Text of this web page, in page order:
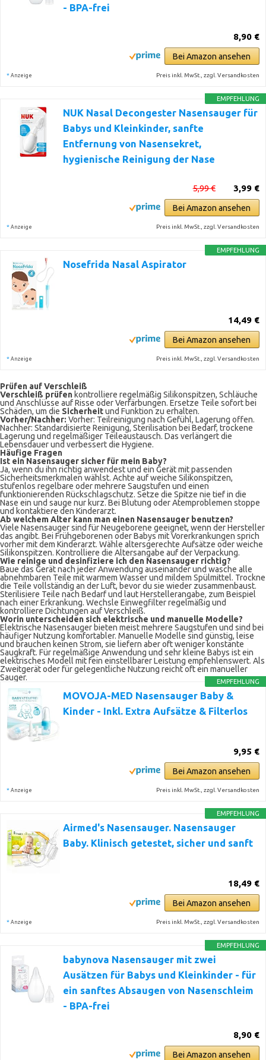
- BPA-frei
8,90 €
Bei Amazon ansehen
* Anzeige Preis inkl. MwSt., zzgl. Versandkosten
EMPFEHLUNG
NUK Nasal Decongester Nasensauger für
Babys und Kleinkinder, sanfte
Entfernung von Nasensekret,
hygienische Reinigung der Nase
3,99 €
5,99 €
Bei Amazon ansehen
* Anzeige Preis inkl. MwSt., zzgl. Versandkosten
EMPFEHLUNG
Nosefrida Nasal Aspirator
14,49 €
Bei Amazon ansehen
* Anzeige Preis inkl. MwSt., zzgl. Versandkosten
Prüfen auf Verschleiß
Verschleiß prüfen kontrolliere regelmäßig Silikonspitzen, Schläuche
und Anschlüsse auf Risse oder Verfärbungen. Ersetze Teile sofort bei
Schäden, um die Sicherheitund Funktion zu erhalten.
Vorher/Nachher: Vorher: Teilreinigung nach Gefühl, Lagerung offen.
Nachher: Standardisierte Reinigung, Sterilisation bei Bedarf, trockene
Lagerung und regelmäßiger Teileaustausch. Das verlängert die
Lebensdauer und verbessert die Hygiene.
Häufige Fragen
Ist ein Nasensauger sicher für mein Baby?
Ja, wenn du ihn richtig anwendest und ein Gerät mit passenden
Sicherheitsmerkmalen wählst. Achte auf weiche Silikonspitzen,
stufenlos regelbare oder mehrere Saugstufen und einen
funktionierenden Rückschlagschutz. Setze die Spitze nie tief in die
Nase ein und sauge nur kurz. Bei Blutung oder Atemproblemen stoppe
und kontaktiere den Kinderarzt.
Ab welchem Alter kann man einen Nasensauger benutzen?
Viele Nasensauger sind für Neugeborene geeignet, wenn der Hersteller
das angibt. Bei Frühgeborenen oder Babys mit Vorerkrankungen sprich
vorher mit dem Kinderarzt. Wähle altersgerechte Aufsätze oder weiche
Silikonspitzen. Kontrolliere die Altersangabe auf der Verpackung.
Wie reinige und desinfiziere ich den Nasensauger richtig?
Baue das Gerät nach jeder Anwendung auseinander und wasche alle
abnehmbaren Teile mit warmem Wasser und mildem Spülmittel. Trockne
die Teile vollständig an der Luft, bevor du sie wieder zusammenbaust.
Sterilisiere Teile nach Bedarf und laut Herstellerangabe, zum Beispiel
nach einer Erkrankung. Wechsle Einwegfilter regelmäßig und
kontrolliere Dichtungen auf Verschleiß.
Worin unterscheiden sich elektrische und manuelle Modelle?
Elektrische Nasensauger bieten meist mehrere Saugstufen und sind bei
häufiger Nutzung komfortabler. Manuelle Modelle sind günstig, leise
und brauchen keinen Strom, sie liefern aber oft weniger konstante
Saugkraft. Für regelmäßige Anwendung und sehr kleine Babys ist ein
elektrisches Modell mit fein einstellbarer Leistung empfehlenswert. Als
Zweitgerät oder für gelegentliche Nutzung reicht oft ein manueller
Sauger.
EMPFEHLUNG
MOVOJA-MED Nasensauger Baby &
Kinder - Inkl. Extra Aufsätze & Filterlos
9,95 €
Bei Amazon ansehen
* Anzeige Preis inkl. MwSt., zzgl. Versandkosten
EMPFEHLUNG
Airmed's Nasensauger. Nasensauger
Baby. Klinisch getestet, sicher und sanft
18,49 €
Bei Amazon ansehen
* Anzeige Preis inkl. MwSt., zzgl. Versandkosten
EMPFEHLUNG
babynova Nasensauger mit zwei
Ausätzen für Babys und Kleinkinder - für
ein sanftes Absaugen von Nasenschleim
- BPA-frei
8,90 €
Bei Amazon ansehen